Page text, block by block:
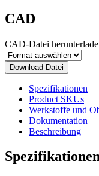
CAD
CAD-Datei
Download-Datei
Spezifikationen
Product SKUs
Werkstoffe und
Dokumentation
Beschreibung